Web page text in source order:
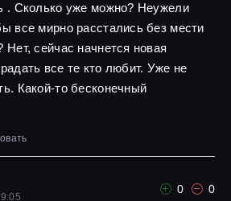
. Сколько уже можно? Неужели
все мирно расстались без мести
Нет, сейчас начнется новая
все те кто любит. Уже не
Какой-то бесконечный
0 0